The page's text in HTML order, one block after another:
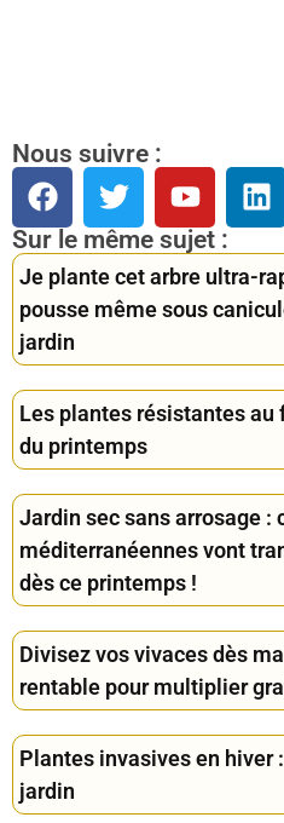
Nous suivre :
Sur le même sujet :
Je plante cet arbre ultra-
pousse même sous
jardin
Les plantes résistantes au
du printemps
Jardin sec sans arrosage :
méditerranéennes vont
dès ce printemps !
Divisez vos vivaces dès
rentable pour multiplier
Plantes invasives en hiver
jardin